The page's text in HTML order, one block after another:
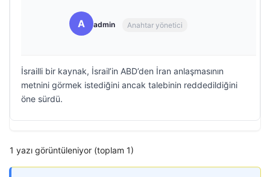
A admin Anahtar yönetici
İsrailli bir kaynak, İsrail’in ABD’den İran anlaşmasının
metnini görmek istediğini ancak talebinin reddedildiğini
öne sürdü.
1 yazı görüntüleniyor (toplam 1)